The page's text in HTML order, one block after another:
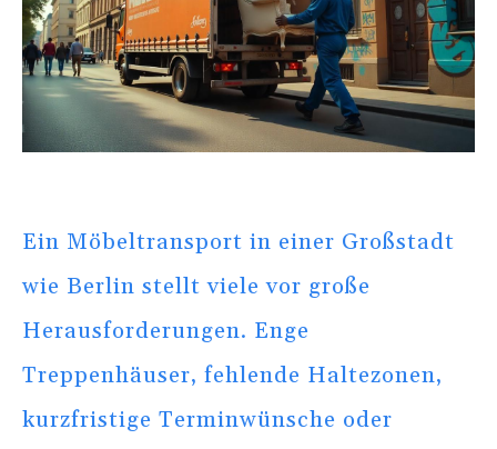
Ein Möbeltransport in einer Großstadt
wie Berlin stellt viele vor große
Herausforderungen. Enge
Treppenhäuser, fehlende Haltezonen,
kurzfristige Terminwünsche oder